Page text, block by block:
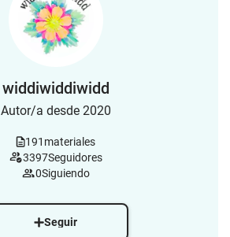
widdiwiddiwidd
Autor/a desde 2020
191 materiales
3397Seguidores
0Siguiendo
Seguir